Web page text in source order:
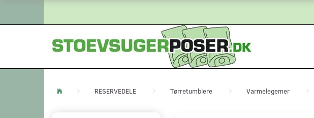
RESERVEDELE Tørretumblere Varmelegemer